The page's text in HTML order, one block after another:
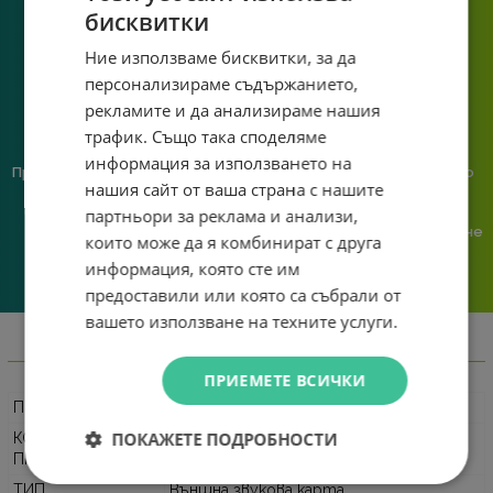
Предлагаме различни методи
на плащане, включително
възможност за плащане с
криптовалута.
Ние сме малък екип и точно
затова поемаме лична
отговорност за всяка
поръчка. Ако има проблем – не
го прехвърляме, а го
Информация
ПРОИЗВОДИТЕЛ
Vention
КОД НА
ПРОИЗВОДИТЕЛЯ
CDYB0
ТИП Външна звукова карта
бисквитки
Ние използваме бисквитки, за да
персонализираме съдържанието,
рекламите и да анализираме нашия
трафик. Също така споделяме
информация за използването на
нашия сайт от ваша страна с нашите
партньори за реклама и анализи,
които може да я комбинират с друга
информация, която сте им
предоставили или която са събрали от
вашето използване на техните услуги.
ПРИЕМЕТЕ ВСИЧКИ
ПОКАЖЕТЕ ПОДРОБНОСТИ